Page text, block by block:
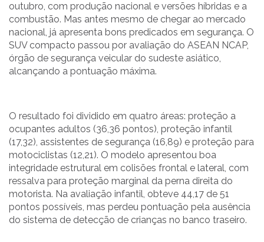
outubro, com produção nacional e versões híbridas e a
combustão. Mas antes mesmo de chegar ao mercado
nacional, já apresenta bons predicados em segurança. O
SUV compacto passou por avaliação do ASEAN NCAP,
órgão de segurança veicular do sudeste asiático,
alcançando a pontuação máxima.
O resultado foi dividido em quatro áreas: proteção a
ocupantes adultos (36,36 pontos), proteção infantil
(17,32), assistentes de segurança (16,89) e proteção para
motociclistas (12,21). O modelo apresentou boa
integridade estrutural em colisões frontal e lateral, com
ressalva para proteção marginal da perna direita do
motorista. Na avaliação infantil, obteve 44,17 de 51
pontos possíveis, mas perdeu pontuação pela ausência
do sistema de detecção de crianças no banco traseiro.